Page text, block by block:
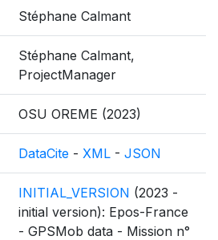
Stéphane Calmant
Stéphane Calmant,
ProjectManager
OSU OREME (2023)
DataCite - XML - JSON
INITIAL_VERSION (2023 -
initial version): Epos-France
- GPSMob data - Mission n°